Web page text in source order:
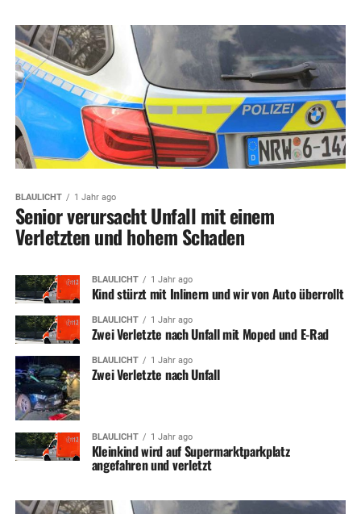
BLAULICHT 1 Jahr ago
Senior verursacht Unfall mit einem
Verletzten und hohem Schaden
BLAULICHT 1 Jahr ago
Kind stürzt mit Inlinern und wir von Auto überrollt
BLAULICHT 1 Jahr ago
Zwei Verletzte nach Unfall mit Moped und E-Rad
BLAULICHT 1 Jahr ago
Zwei Verletzte nach Unfall
BLAULICHT 1 Jahr ago
Kleinkind wird auf Supermarktparkplatz
angefahren und verletzt